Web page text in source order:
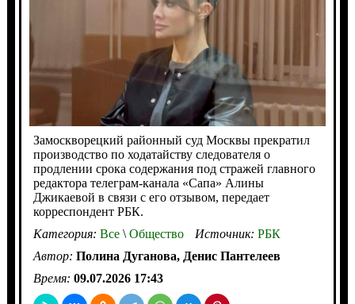
Замоскворецкий районный суд Москвы прекратил
производство по ходатайству следователя о
продлении срока содержания под стражей главного
редактора телеграм-канала «Сапа» Алины
Джикаевой в связи с его отзывом, передает
корреспондент РБК.
Категория: Все\Общество Источник: РБК
Автор: Полина Дуганова, Денис Пантелеев
Время: 09.07.2026 17:43